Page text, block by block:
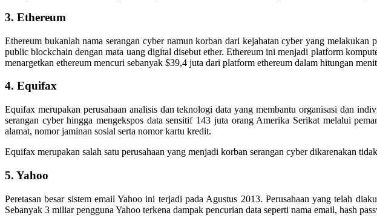
3. Ethereum
Ethereum bukanlah nama serangan cyber namun korban dari kejahatan cyber yang
public blockchain dengan mata uang digital disebut ether. Ethereum ini menjadi platform
menargetkan ethereum mencuri sebanyak $39,4 juta dari platform ethereum dalam hitungan
4. Equifax
Equifax merupakan perusahaan analisis dan teknologi data yang membantu organisasi dan
serangan cyber hingga mengekspos data sensitif 143 juta orang Amerika Serikat melalui
alamat, nomor jaminan sosial serta nomor kartu kredit.
Equifax merupakan salah satu perusahaan yang menjadi korban serangan cyber dikarenakan
5. Yahoo
Peretasan besar sistem email Yahoo ini terjadi pada Agustus 2013. Perusahaan yang telah
Sebanyak 3 miliar pengguna Yahoo terkena dampak pencurian data seperti nama email, hash